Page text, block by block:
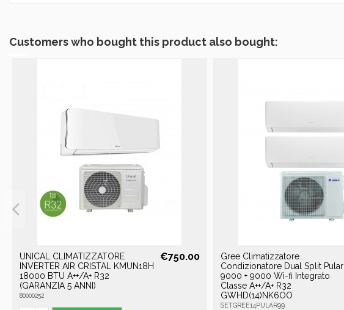
Customers who bought this product also bought:
UNICAL CLIMATIZZATORE
INVERTER AIR CRISTAL KMUN18H
18000 BTU A++/A+ R32
(GARANZIA 5 ANNI)
80000252
€750.00
Gree Climatizzatore
Condizionatore Dual Split Pular
9000 + 9000 Wi-fi Integrato
Classe A++/A+ R32
GWHD(14)NK6OO
SETGREE14PULAR99